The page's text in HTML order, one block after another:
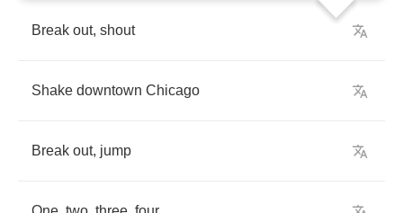
Break out, shout
Shake downtown Chicago
Break out, jump